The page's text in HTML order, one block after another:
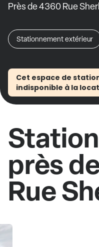
Près de 4360 Rue
Stationnement extérieur
Cet espace de
indisponible à la
près
Rue